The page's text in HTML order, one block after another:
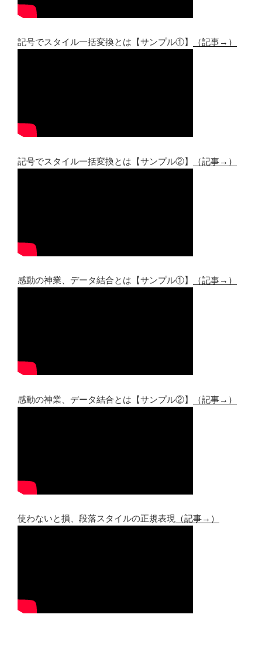
記号でスタイル一括変換とは【サンプル①】 （記事→）
記号でスタイル一括変換とは【サンプル②】 （記事→）
感動の神業、データ結合とは【サンプル①】 （記事→）
感動の神業、データ結合とは【サンプル②】 （記事→）
使わないと損、段落スタイルの正規表現 （記事→）